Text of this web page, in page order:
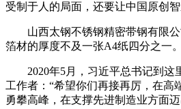
受制于人的局面，还要让中国原创
山西太钢不锈钢精密带钢有限
箔材的厚度不及一张A4纸四分之一。
2020年5月，习近平总书记到
工作者：“希望你们再接再厉，在高
勇攀高峰，在支撑先进制造业方面